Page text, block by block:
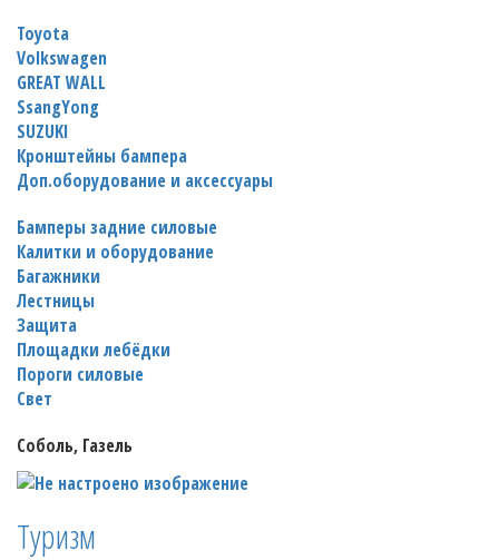
Toyota
Volkswagen
GREAT WALL
SsangYong
SUZUKI
Кронштейны бампера
Доп.оборудование и аксессуары
Бамперы задние силовые
Калитки и оборудование
Багажники
Лестницы
Защита
Площадки лебёдки
Пороги силовые
Свет
Соболь, Газель
Туризм